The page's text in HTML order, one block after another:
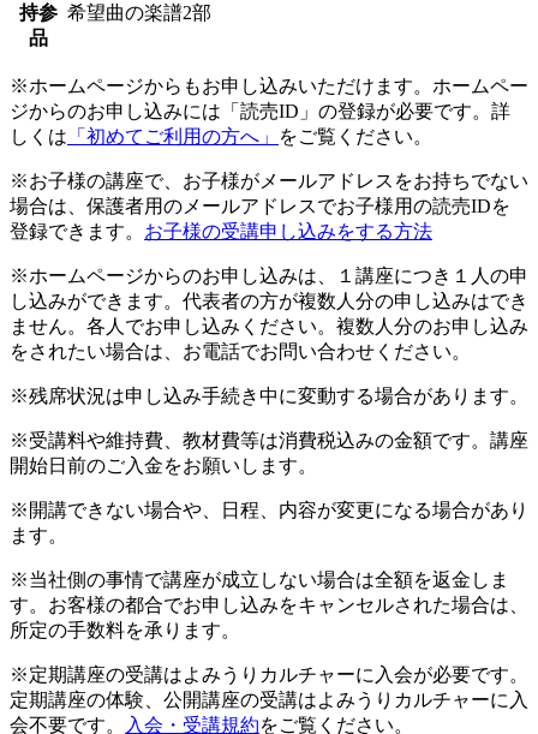
持参
品
希望曲の楽譜2部
※ホームページからもお申し込みいただけます。ホームペー
ジからのお申し込みには「読売ID」の登録が必要です。詳
しくは 「初めてご利用の方へ」 をご覧ください。
※お子様の講座で、お子様がメールアドレスをお持ちでない
場合は、保護者用のメールアドレスでお子様用の読売IDを
登録できます。 お子様の受講申し込みをする方法
※ホームページからのお申し込みは、１講座につき１人の申
し込みができます。代表者の方が複数人分の申し込みはでき
ません。各人でお申し込みください。複数人分のお申し込み
をされたい場合は、お電話でお問い合わせください。
※残席状況は申し込み手続き中に変動する場合があります。
※受講料や維持費、教材費等は消費税込みの金額です。講座
開始日前のご入金をお願いします。
※開講できない場合や、日程、内容が変更になる場合があり
ます。
※当社側の事情で講座が成立しない場合は全額を返金しま
す。お客様の都合でお申し込みをキャンセルされた場合は、
所定の手数料を承ります。
※定期講座の受講はよみうりカルチャーに入会が必要です。
定期講座の体験、公開講座の受講はよみうりカルチャーに入
会不要です。
入会・受講規約をご覧ください。